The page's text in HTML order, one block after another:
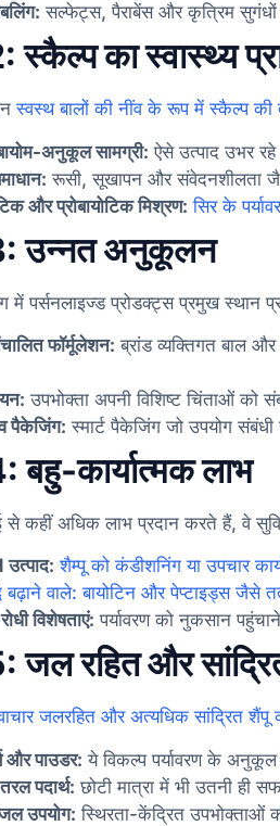
सल्फेट्स, पैराबेंस और कृत्रिम सुगंधों
स्कैल्प का स्वास्थ्य
स्वस्थ बालों की नींव के रूप में स्कैल्प
अनुकूल सामग्री: ऐसे उत्पाद उभर
रूसी, सूखापन और संवेदनशीलता
और प्रोबायोटिक मिश्रण: सिर के
उन्नत अनुकूलन
में पर्सनलाइज्ड प्रोडक्ट्स प्रमुख स्थान
फॉर्मूलेशन: ब्रांड व्यक्तिगत बाल
उपभोक्ता अपनी विशिष्ट चिंताओं को
पैकेजिंग: स्मार्ट पैकेजिंग जो उपयोग
बहु-कार्यात्मक लाभ
से कहीं अधिक लाभ प्रदान करते हैं, वे
शैम्पू को कंडीशनिंग या उपचार
बढ़ाने वाले: बायोटिन और पेप्टाइड्स जैसे
विशेषताएं: पर्यावरण को नुकसान
जल रहित और
जलरहित और अत्यधिक सांद्रित शैंपू
और पाउडर: ये विकल्प पर्यावरण के
पदार्थ: छोटी मात्रा में भी उतनी ही
उपयोग: स्थिरता-केंद्रित उपभोक्ताओं